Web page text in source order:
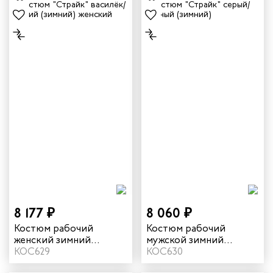
8 177 ₽
Костюм рабочий
женский зимний
"Страйк" цвет
василек/темно-синий
КОС629
8 060 ₽
Костюм рабочий
мужской зимний
"Страйк" цвет серый/
красный
КОС630